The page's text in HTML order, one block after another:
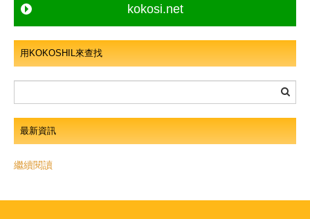
覽
kokosi.net
用KOKOSHIL來查找
最新資訊
繼續閱讀